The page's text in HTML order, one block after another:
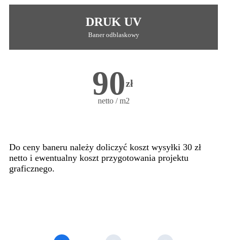
DRUK UV
Baner odblaskowy
90zł
netto / m2
Do ceny baneru należy doliczyć koszt wysyłki 30 zł
netto i ewentualny koszt przygotowania projektu
graficznego.